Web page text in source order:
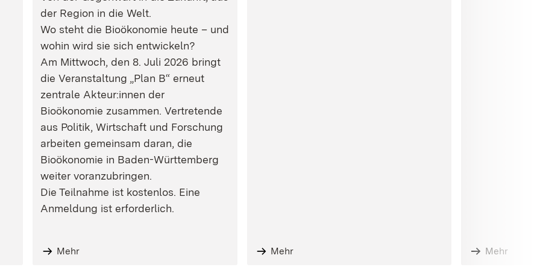
der Region in die Welt.
Wo steht die Bioökonomie heute – und
wohin wird sie sich entwickeln?
Am Mittwoch, den 8. Juli 2026 bringt
die Veranstaltung „Plan B“ erneut
zentrale Akteur:innen der
Bioökonomie zusammen. Vertretende
aus Politik, Wirtschaft und Forschung
arbeiten gemeinsam daran, die
Bioökonomie in Baden-Württemberg
weiter voranzubringen.
Die Teilnahme ist kostenlos. Eine
Anmeldung ist erforderlich.
Mehr Mehr Mehr